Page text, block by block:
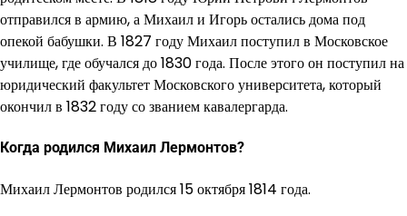
отправился в армию, а Михаил и Игорь остались дома под
опекой бабушки. В 1827 году Михаил поступил в Московское
училище, где обучался до 1830 года. После этого он поступил на
юридический факультет Московского университета, который
окончил в 1832 году со званием кавалергарда.
Когда родился Михаил Лермонтов?
Михаил Лермонтов родился 15 октября 1814 года.